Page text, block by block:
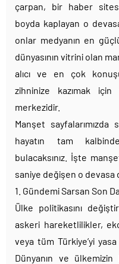
çarpan, bir haber
boyda kaplayan o
onlar medyanın en
dünyasının vitrini olan
alıcı ve en çok
zihninize kazımak
merkezidir.
Manşet
hayatın tam
bulacaksınız. İşte
saniye değişen o devasa
1. Gündemi Sarsan Son
Ülke politikasını
askeri hareketlilikler,
veya tüm Türkiye’yi
Dünyanın ve